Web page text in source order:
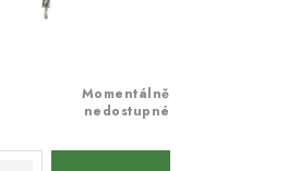
Momentálně
nedostupné